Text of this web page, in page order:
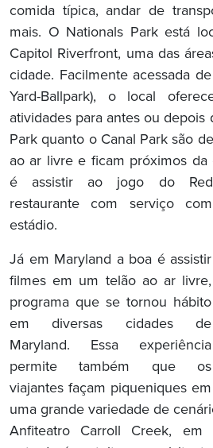
comida típica, andar de
mais. O Nationals Park está
Capitol Riverfront, uma das
cidade. Facilmente acessada
Yard-Ballpark), o local
atividades para antes ou depois
Park quanto o Canal Park são
ao ar livre e ficam próximos da
é assistir ao jogo do Red
restaurante com serviço
estádio.
Já em Maryland a boa é assistir
filmes em um telão ao ar livre,
programa que se tornou hábito
em diversas cidades de
Maryland. Essa experiência
permite também que os
viajantes façam piqueniques em
uma grande variedade de
Anfiteatro Carroll Creek, em